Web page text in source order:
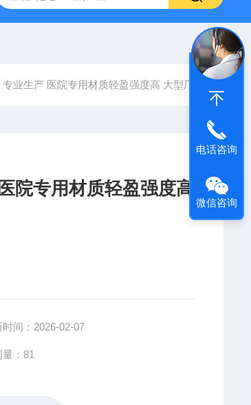
业生产 医院专用材质轻盈强度高 大型厂家
院专用材质轻盈强度高
时间：2026-02-07
：81
电话咨询
微信咨询